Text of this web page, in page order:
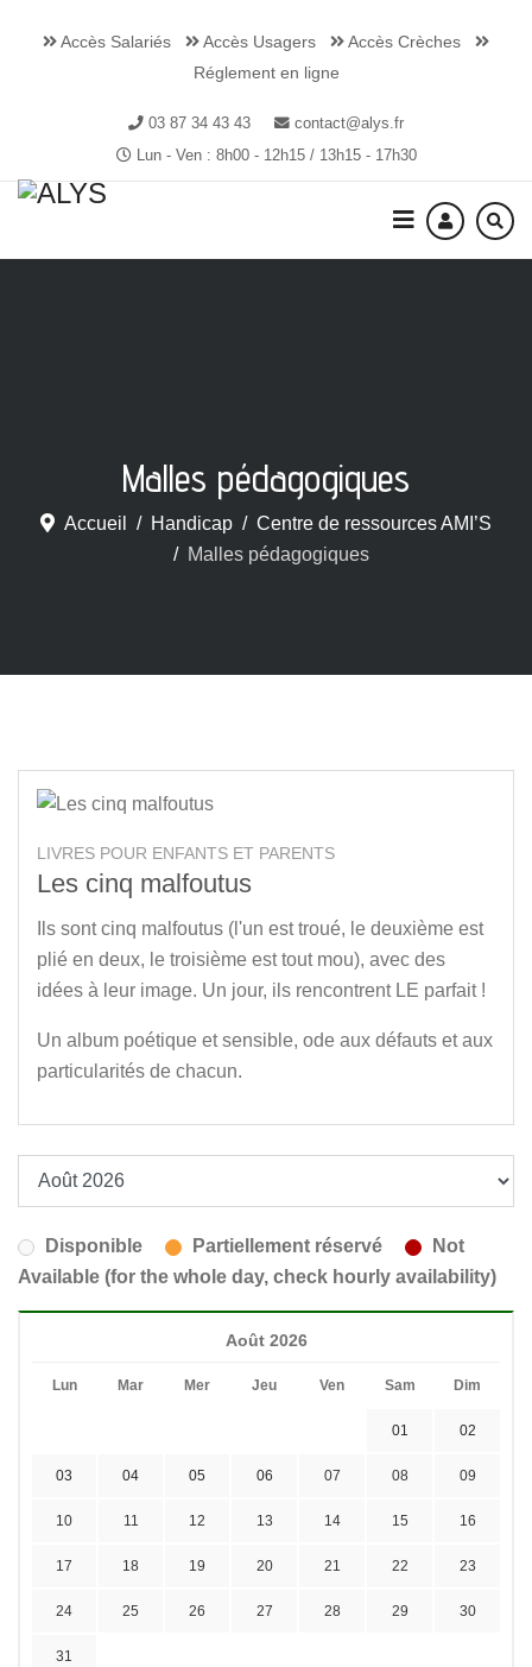
Accès Salariés Accès Usagers
Accès Crèches
Réglement en ligne
03 87 34 43 43
contact@alys.fr
Lun - Ven : 8h00 - 12h15 / 13h15 - 17h30
Malles pédagogiques
Accueil Handicap
Centre de ressources AMI’S
Malles pédagogiques
LIVRES POUR ENFANTS ET PARENTS
Les cinq malfoutus
Ils sont cinq malfoutus (l'un est troué, le deuxième est
plié en deux, le troisième est tout mou), avec des
idées à leur image. Un jour, ils rencontrent LE parfait !
Un album poétique et sensible, ode aux défauts et aux
particularités de chacun.
Disponible Partiellement réservé
Not
Available (for the whole day, check hourly availability)
Août 2026
Lun Mar Mer Jeu Ven Sam Dim
01 02
03 04 05 06 07 08 09
10 11 12 13 14 15 16
17 18 19 20 21 22 23
24 25 26 27 28 29 30
31